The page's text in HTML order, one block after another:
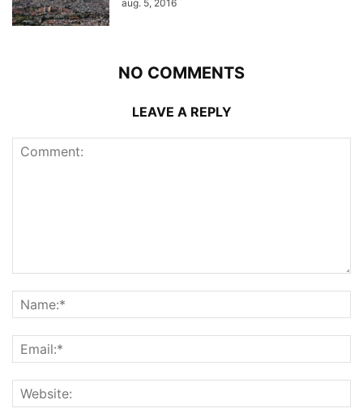
aug. 5, 2016
NO COMMENTS
LEAVE A REPLY